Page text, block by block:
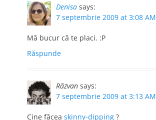
Denisa says:
7 septembrie 2009 at 3:08 AM
Mă bucur că te placi. :P
Răspunde
Răzvan says:
7 septembrie 2009 at 3:13 AM
Cine făcea skinny-dipping ?